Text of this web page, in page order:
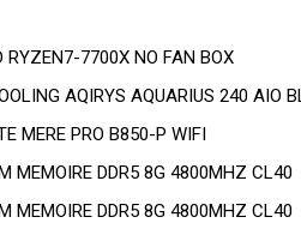
RYZEN7-7700X NO FAN BOX
AQIRYS AQUARIUS 240 AIO
MERE PRO B850-P WIFI
MEMOIRE DDR5 8G 4800MHZ CL40
MEMOIRE DDR5 8G 4800MHZ CL40